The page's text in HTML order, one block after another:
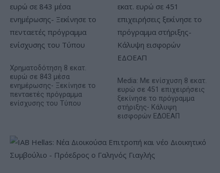
Χρηματοδότηση 8 εκατ.
ευρώ σε 843 μέσα
ενημέρωσης- Ξεκίνησε το
πενταετές πρόγραμμα
ενίσχυσης του Τύπου
Media: Με ενίσχυση 8 εκατ.
ευρώ σε 451 επιχειρήσεις
ξεκίνησε το πρόγραμμα
στήριξης- Κάλυψη
εισφορών ΕΔΟΕΑΠ